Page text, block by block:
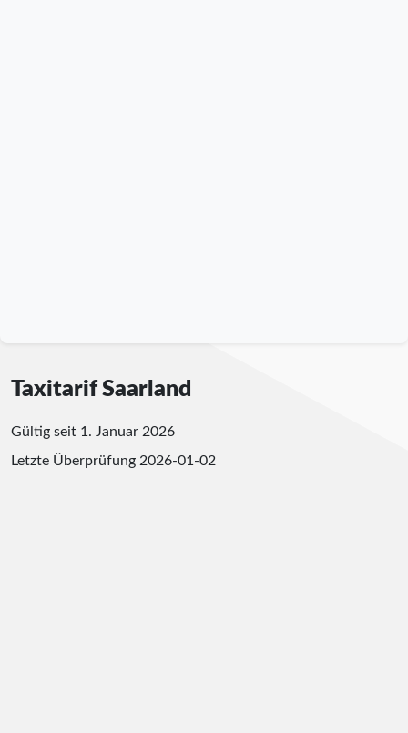
Taxitarif Saarland
Gültig seit 1. Januar 2026
Letzte Überprüfung 2026-01-02